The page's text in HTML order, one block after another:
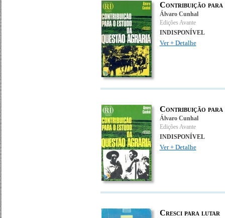
Contribuição para
Álvaro Cunhal
Edições Avante
INDISPONÍVEL
Ver + Detalhe
Contribuição para
Álvaro Cunhal
Edições Avante
INDISPONÍVEL
Ver + Detalhe
Cresci para lutar